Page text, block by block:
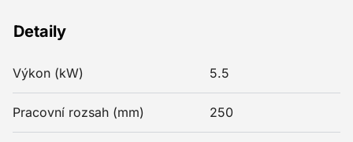
Detaily
Výkon (kW) 5.5
Pracovní rozsah (mm) 250